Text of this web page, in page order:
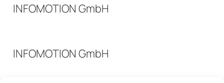
INFOMOTION GmbH
INFOMOTION GmbH